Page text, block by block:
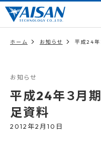
ホーム お知らせ 平成24年
お知らせ
平成24年３月
足資料
2012年2月10日